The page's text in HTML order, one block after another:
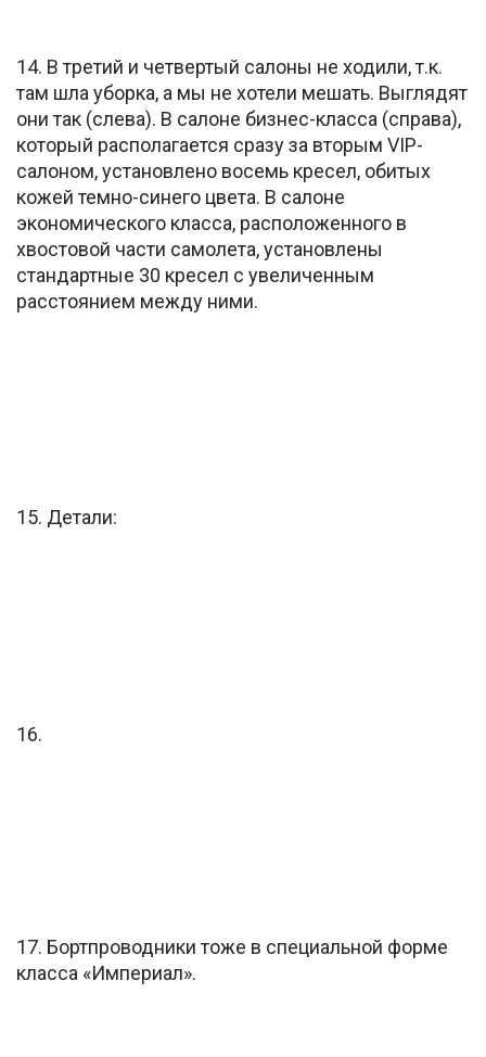
14. В третий и четвертый салоны не ходили, т.к.
там шла уборка, а мы не хотели мешать. Выглядят
они так (слева). В салоне бизнес-класса (справа),
который располагается сразу за вторым VIP-
салоном, установлено восемь кресел, обитых
кожей темно-синего цвета. В салоне
экономического класса, расположенного в
хвостовой части самолета, установлены
стандартные 30 кресел с увеличенным
расстоянием между ними.
15. Детали:
16.
17. Бортпроводники тоже в специальной форме
класса «Империал».